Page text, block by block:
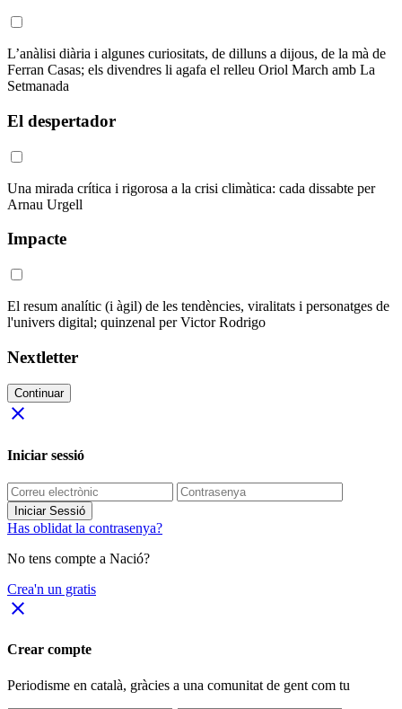
L’anàlisi diària i algunes curiositats, de dilluns a dijous, de la mà de
Ferran Casas; els divendres li agafa el relleu Oriol March amb La
Setmanada
El despertador
Una mirada crítica i rigorosa a la crisi climàtica: cada dissabte per
Arnau Urgell
Impacte
El resum analític (i àgil) de les tendències, viralitats i personatges de
l'univers digital; quinzenal per Victor Rodrigo
Nextletter
Continuar
close
Iniciar sessió
Iniciar Sessió
Has oblidat la contrasenya?
No tens compte a Nació?
Crea'n un gratis
close
Crear compte
Periodisme en català, gràcies a una comunitat de gent com tu